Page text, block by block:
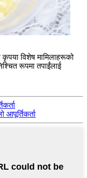
विशेष मामिलाहरूको
रूपमा तपाईंलाई
आपूर्तिकर्ता